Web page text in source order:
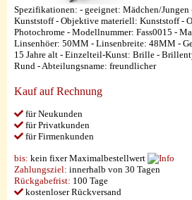
Spezifikationen: - geeignet: Mädchen/Jungen
Kunststoff - Objektive materiell: Kunststoff -
Photochrome - Modellnummer: Fass0015 -
Linsenhöer: 50MM - Linsenbreite: 48MM -
15 Jahre alt - Einzelteil-Kunst: Brille -
Rund - Abteilungsname: freundlicher
Kauf auf Rechnung
für Neukunden
für Privatkunden
für Firmenkunden
bis: kein fixer Maximalbestellwert
Zahlungsziel: innerhalb von 30 Tagen
Rückgabefrist: 100 Tage
kostenloser Rückversand